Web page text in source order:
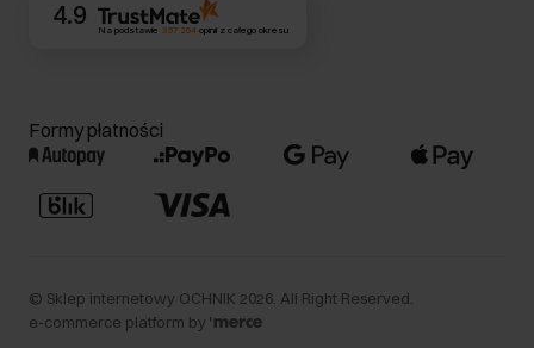
4.9
Na podstawie 357 264opinii z całego okresu
Formy płatności
© Sklep internetowy OCHNIK 2026 . All Right Reserved.
e-commerce platform by